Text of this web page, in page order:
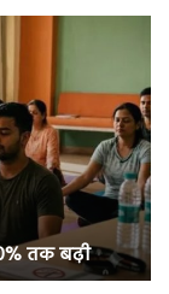
तक बढ़ी
को
रहे
थे
‘ब्रेन
वह